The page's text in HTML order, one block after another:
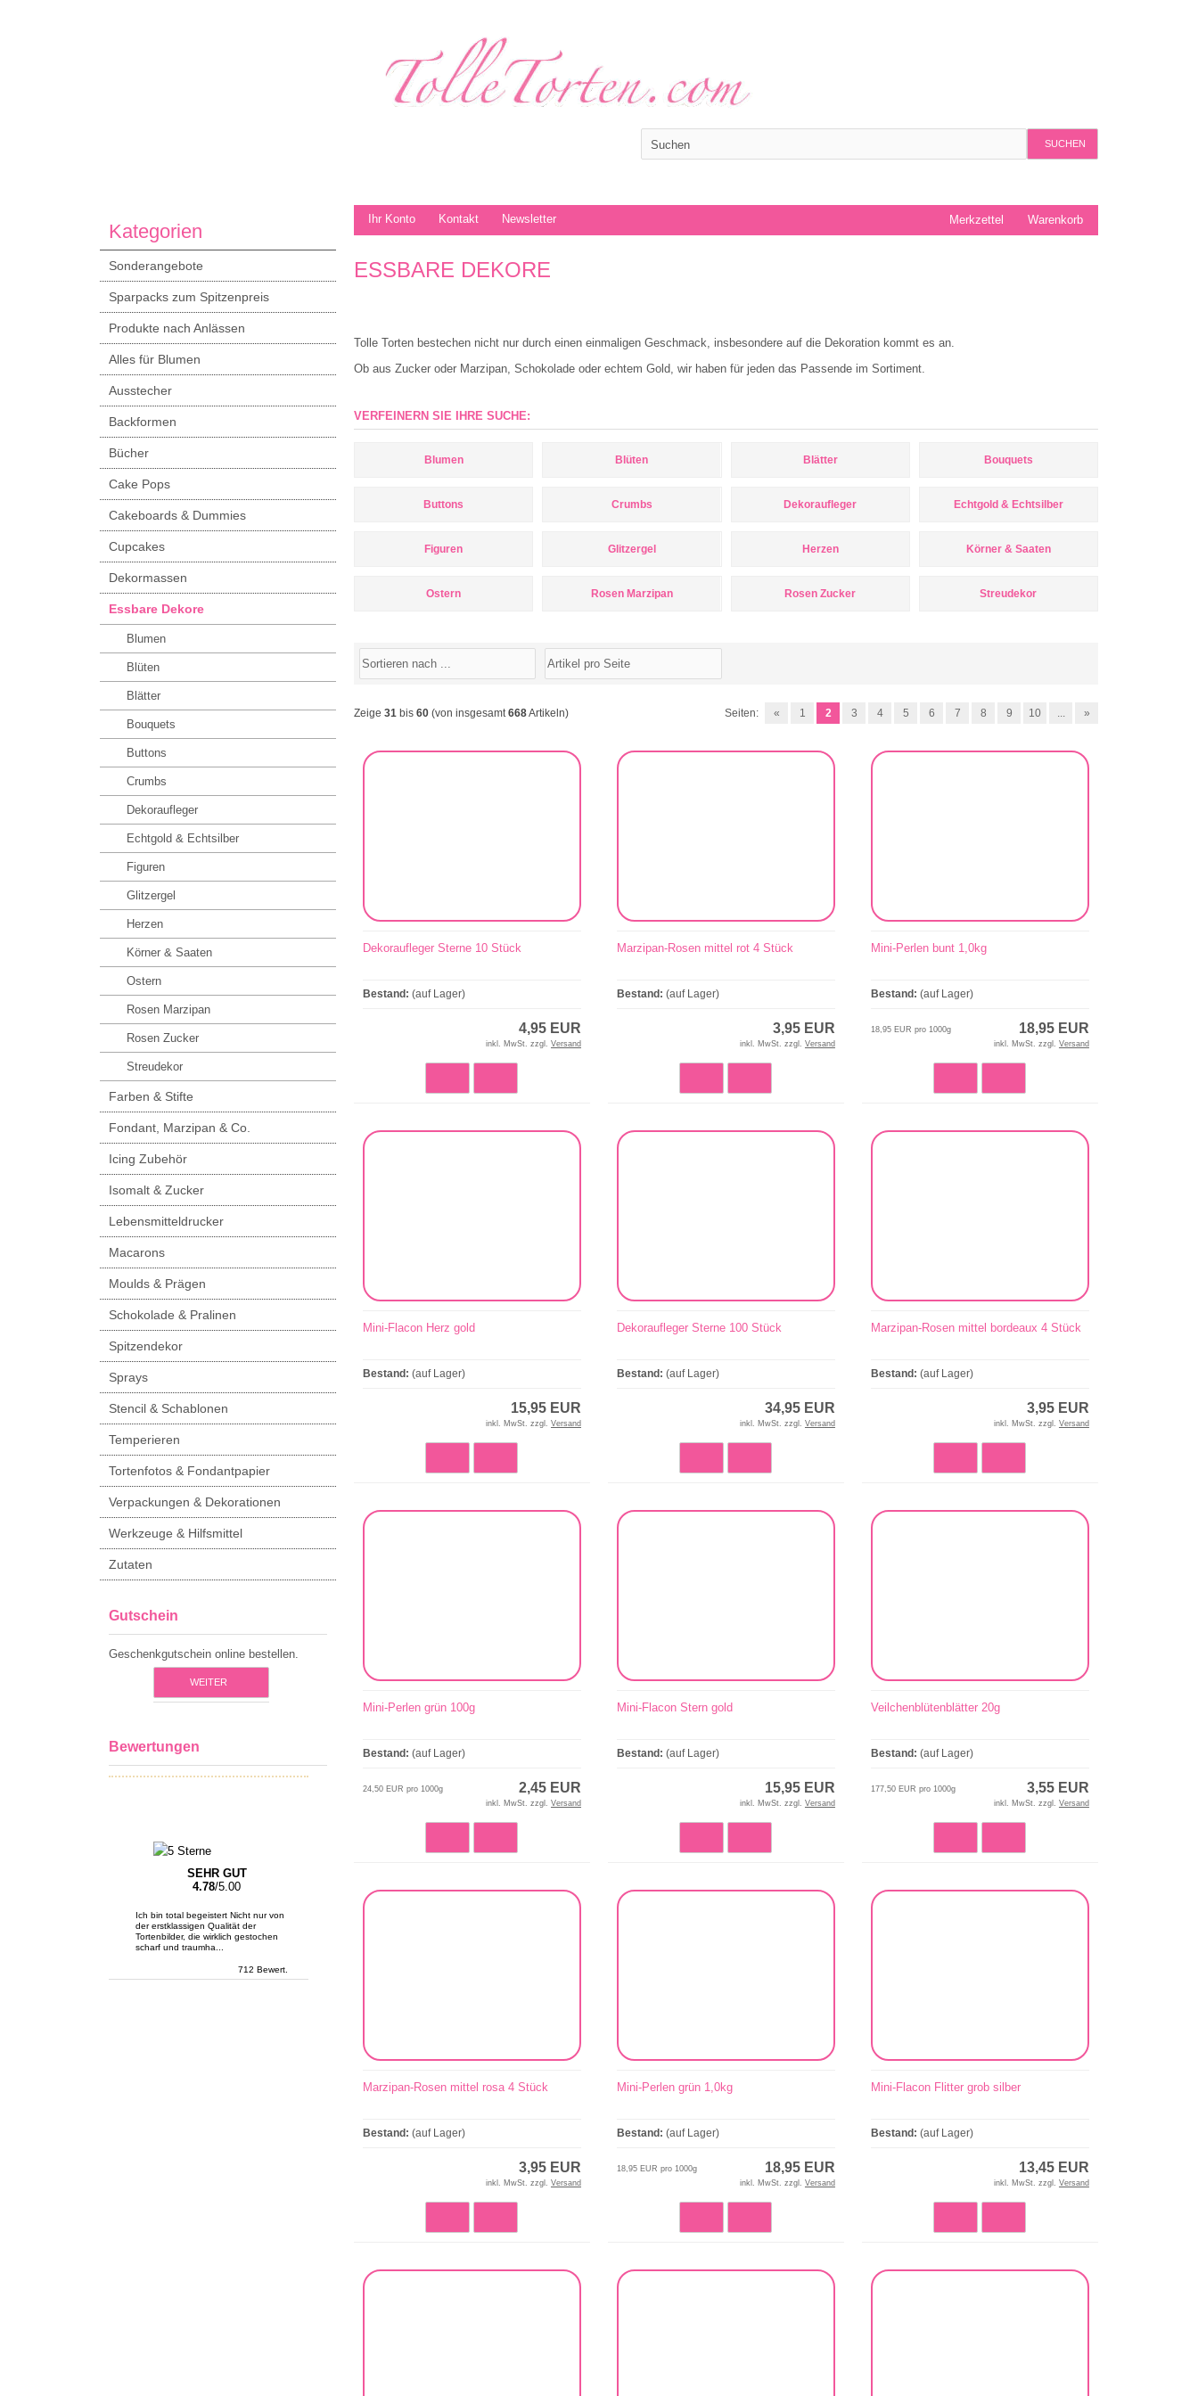
SUCHEN
Ihr Konto Kontakt Newsletter Warenkorb
Merkzettel
ESSBARE DEKORE
Tolle Torten bestechen nicht nur durch einen einmaligen Geschmack, insbesondere auf die Dekoration kommt es an.
Ob aus Zucker oder Marzipan, Schokolade oder echtem Gold, wir haben für jeden das Passende im Sortiment.
VERFEINERN SIE IHRE SUCHE:
Blumen Blüten Blätter Bouquets
Buttons Crumbs Dekoraufleger Echtgold & Echtsilber
Figuren Glitzergel Herzen Körner & Saaten
Ostern Rosen Marzipan Rosen Zucker Streudekor
Zeige 31 bis 60 (von insgesamt668Artikeln) Seiten: « 1 2 3 4 5 6 7 8 9 10 ... »
Dekoraufleger Sterne 10 Stück
Bestand: (auf Lager)
4,95 EUR
inkl. MwSt. zzgl. Versand
Marzipan-Rosen mittel rot 4 Stück
Bestand: (auf Lager)
3,95 EUR
inkl. MwSt. zzgl. Versand
Mini-Perlen bunt 1,0kg
Bestand: (auf Lager)
18,95 EUR
18,95 EUR pro 1000g
inkl. MwSt. zzgl. Versand
Mini-Flacon Herz gold
Bestand: (auf Lager)
15,95 EUR
inkl. MwSt. zzgl. Versand
Dekoraufleger Sterne 100 Stück
Bestand: (auf Lager)
34,95 EUR
inkl. MwSt. zzgl. Versand
Marzipan-Rosen mittel bordeaux 4 Stück
Bestand: (auf Lager)
3,95 EUR
inkl. MwSt. zzgl. Versand
Mini-Perlen grün 100g
Bestand: (auf Lager)
2,45 EUR
24,50 EUR pro 1000g
inkl. MwSt. zzgl. Versand
Mini-Flacon Stern gold
Bestand: (auf Lager)
15,95 EUR
inkl. MwSt. zzgl. Versand
Veilchenblütenblätter 20g
Bestand: (auf Lager)
3,55 EUR
177,50 EUR pro 1000g
inkl. MwSt. zzgl. Versand
Marzipan-Rosen mittel rosa 4 Stück
Bestand: (auf Lager)
3,95 EUR
inkl. MwSt. zzgl. Versand
Mini-Perlen grün 1,0kg
Bestand: (auf Lager)
18,95 EUR
18,95 EUR pro 1000g
inkl. MwSt. zzgl. Versand
Mini-Flacon Flitter grob silber
Bestand: (auf Lager)
13,45 EUR
inkl. MwSt. zzgl. Versand
Kategorien
Sonderangebote
Sparpacks zum Spitzenpreis
Produkte nach Anlässen
Alles für Blumen
Ausstecher
Backformen
Bücher
Cake Pops
Cakeboards & Dummies
Cupcakes
Dekormassen
Essbare Dekore
Blumen
Blüten
Blätter
Bouquets
Buttons
Crumbs
Dekoraufleger
Echtgold & Echtsilber
Figuren
Glitzergel
Herzen
Körner & Saaten
Ostern
Rosen Marzipan
Rosen Zucker
Streudekor
Farben & Stifte
Fondant, Marzipan & Co.
Icing Zubehör
Isomalt & Zucker
Lebensmitteldrucker
Macarons
Moulds & Prägen
Schokolade & Pralinen
Spitzendekor
Sprays
Stencil & Schablonen
Temperieren
Tortenfotos & Fondantpapier
Verpackungen & Dekorationen
Werkzeuge & Hilfsmittel
Zutaten
Gutschein
Geschenkgutschein online bestellen.
WEITER
Bewertungen
SEHR GUT
4.78/5.00
Ich bin total begeistert Nicht nur von
der erstklassigen Qualität der
Tortenbilder, die wirklich gestochen
scharf und traumha...
712 Bewert.